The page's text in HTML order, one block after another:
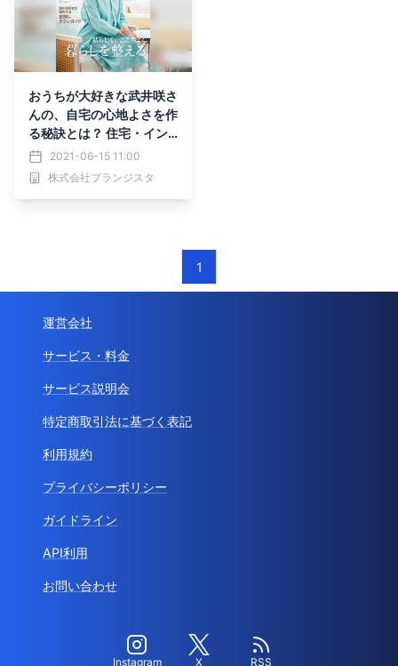
おうちが大好きな武井咲さ
んの、自宅の心地よさを作
る秘訣とは？ 住宅・イン
テリア電子雑誌『マドリー
ム』Vol.38公開
2021-06-15 11:00
株式会社ブランジスタ
1
運営会社
サービス・料金
サービス説明会
特定商取引法に基づく表記
利用規約
プライバシーポリシー
ガイドライン
API利用
お問い合わせ
Instagram X RSS